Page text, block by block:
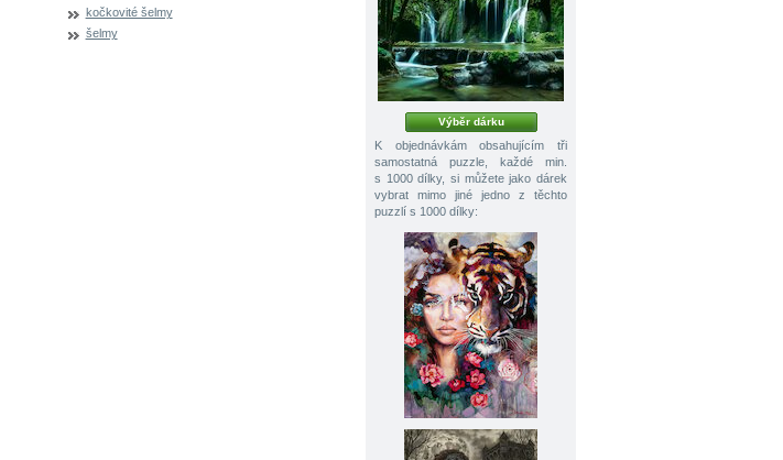
kočkovité šelmy
šelmy
Výběr dárku
K objednávkám obsahujícím tři
samostatná puzzle, každé min.
s 1000 dílky, si můžete jako dárek
vybrat mimo jiné jedno z těchto
puzzlí s 1000 dílky: